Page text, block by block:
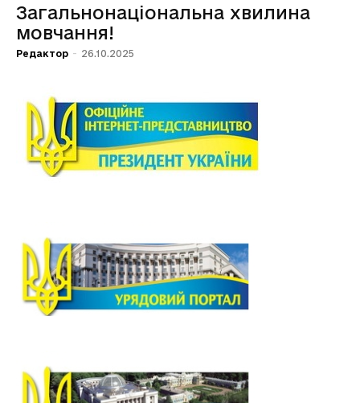
Загальнонаціональна хвилина
мовчання!
Редактор - 26.10.2025